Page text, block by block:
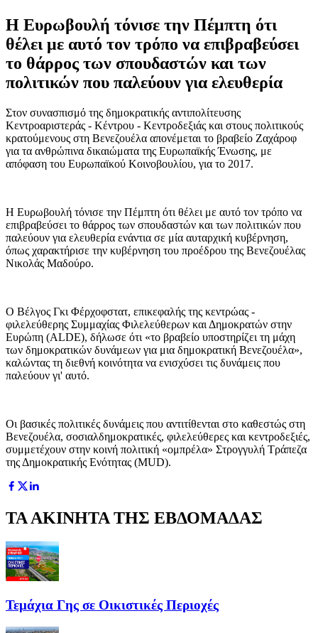
Η Ευρωβουλή τόνισε την Πέμπτη ότι
θέλει με αυτό τον τρόπο να επιβραβεύσει
το θάρρος των σπουδαστών και των
πολιτικών που παλεύουν για ελευθερία
Στον συνασπισμό της δημοκρατικής αντιπολίτευσης
Κεντροαριστεράς - Κέντρου - Κεντροδεξιάς και στους πολιτικούς
κρατούμενους στη Βενεζουέλα απονέμεται το βραβείο Ζαχάροφ
για τα ανθρώπινα δικαιώματα της Ευρωπαϊκής Ένωσης, με
απόφαση του Ευρωπαϊκού Κοινοβουλίου, για το 2017.
Η Ευρωβουλή τόνισε την Πέμπτη ότι θέλει με αυτό τον τρόπο να
επιβραβεύσει το θάρρος των σπουδαστών και των πολιτικών που
παλεύουν για ελευθερία ενάντια σε μία αυταρχική κυβέρνηση,
όπως χαρακτήρισε την κυβέρνηση του προέδρου της Βενεζουέλας
Νικολάς Μαδούρο.
Ο Βέλγος Γκι Φέρχοφστατ, επικεφαλής της κεντρώας -
φιλελεύθερης Συμμαχίας Φιλελεύθερων και Δημοκρατών στην
Ευρώπη (ALDE), δήλωσε ότι «το βραβείο υποστηρίζει τη μάχη
των δημοκρατικών δυνάμεων για μια δημοκρατική Βενεζουέλα»,
καλώντας τη διεθνή κοινότητα να ενισχύσει τις δυνάμεις που
παλεύουν γι' αυτό.
Οι βασικές πολιτικές δυνάμεις που αντιτίθενται στο καθεστώς στη
Βενεζουέλα, σοσιαλδημοκρατικές, φιλελεύθερες και κεντροδεξιές,
συμμετέχουν στην κοινή πολιτική «ομπρέλα» Στρογγυλή Τράπεζα
της Δημοκρατικής Ενότητας (MUD).
ΤΑ ΑΚΙΝΗΤΑ ΤΗΣ ΕΒΔΟΜΑΔΑΣ
Τεμάχια Γης σε Οικιστικές Περιοχές